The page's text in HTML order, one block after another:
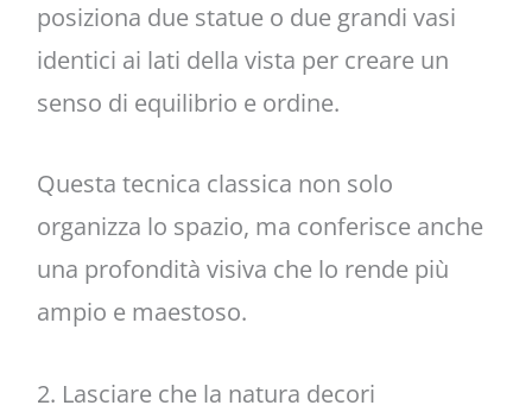
posiziona due statue o due grandi vasi
identici ai lati della vista per creare un
senso di equilibrio e ordine.
Questa tecnica classica non solo
organizza lo spazio, ma conferisce anche
una profondità visiva che lo rende più
ampio e maestoso.
2. Lasciare che la natura decori